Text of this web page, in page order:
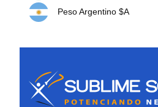
Peso Argentino $A